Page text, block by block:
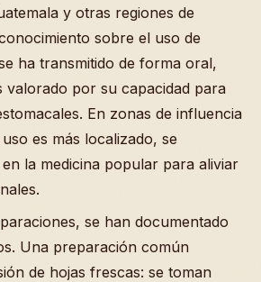
y otras regiones de
sobre el uso de
ha transmitido de forma oral,
valorado por su capacidad para
En zonas de influencia
es más localizado, se
la medicina popular para aliviar
se han documentado
Una preparación común
de hojas frescas: se toman